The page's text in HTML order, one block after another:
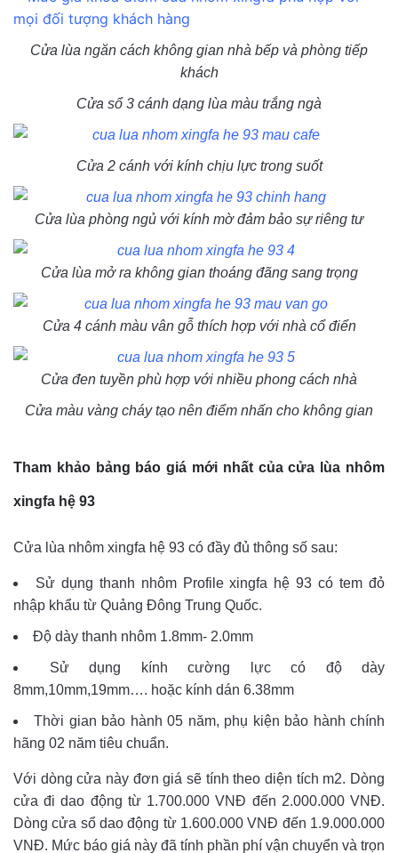
Cửa lùa ngăn cách không gian nhà bếp và phòng tiếp
khách
Cửa sổ 3 cánh dạng lùa màu trắng ngà
Cửa 2 cánh với kính chịu lực trong suốt
Cửa lùa phòng ngủ với kính mờ đảm bảo sự riêng tư
Cửa lùa mở ra không gian thoáng đãng sang trọng
Cửa 4 cánh màu vân gỗ thích hợp với nhà cổ điển
Cửa đen tuyền phù hợp với nhiều phong cách nhà
Cửa màu vàng cháy tạo nên điểm nhấn cho không gian
Tham khảo bảng báo giá mới nhất của cửa lùa nhôm
xingfa hệ 93
Cửa lùa nhôm xingfa hệ 93 có đầy đủ thông số sau:
Sử dụng thanh nhôm Profile xingfa hệ 93 có tem đỏ
nhập khẩu từ Quảng Đông Trung Quốc.
Độ dày thanh nhôm 1.8mm- 2.0mm
Sử dụng kính cường lực có độ dày
8mm,10mm,19mm…. hoặc kính dán 6.38mm
Thời gian bảo hành 05 năm, phụ kiện bảo hành chính
hãng 02 năm tiêu chuẩn.
Với dòng cửa này đơn giá sẽ tính theo diện tích m2. Dòng
cửa đi dao động từ 1.700.000 VNĐ đến 2.000.000 VNĐ.
Dòng cửa sổ dao động từ 1.600.000 VNĐ đến 1.9.000.000
VNĐ. Mức báo giá này đã tính phần phí vận chuyển và trọn